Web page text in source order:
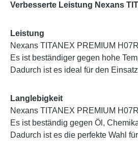
Verbesserte Leistung Nexans
Leistung
Nexans TITANEX PREMIUM
Es ist beständiger gegen hohe
Dadurch ist es ideal für den
Langlebigkeit
Nexans TITANEX PREMIUM
Es ist beständig gegen Öl,
Dadurch ist es die perfekte Wahl